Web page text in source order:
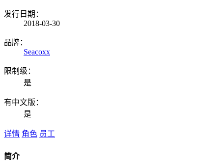
发行日期：
2018-03-30
品牌：
Seacoxx
限制级：
是
有中文版：
是
详情 角色 员工
简介